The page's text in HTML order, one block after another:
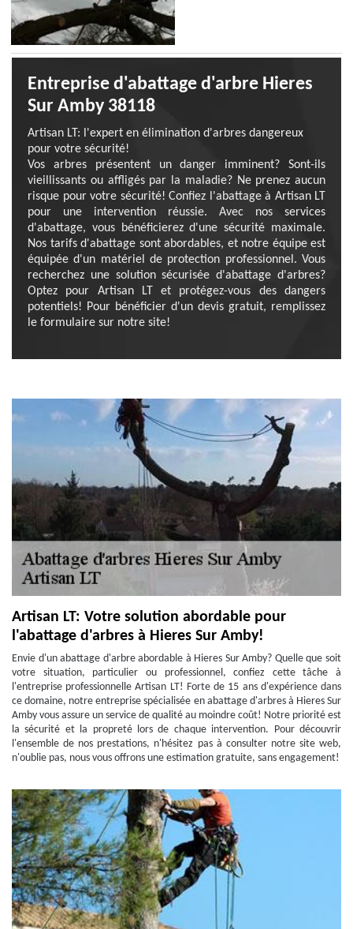
Entreprise d'abattage d'arbre Hieres
Sur Amby 38118
Artisan LT: l'expert en élimination d'arbres dangereux
pour votre sécurité!
Vos arbres présentent un danger imminent? Sont-ils
vieillissants ou affligés par la maladie? Ne prenez aucun
risque pour votre sécurité! Confiez l'abattage à Artisan LT
pour une intervention réussie. Avec nos services
d'abattage, vous bénéficierez d'une sécurité maximale.
Nos tarifs d'abattage sont abordables, et notre équipe est
équipée d'un matériel de protection professionnel. Vous
recherchez une solution sécurisée d'abattage d'arbres?
Optez pour Artisan LT et protégez-vous des dangers
potentiels! Pour bénéficier d'un devis gratuit, remplissez
le formulaire sur notre site!
Artisan LT: Votre solution abordable pour
l'abattage d'arbres à Hieres Sur Amby!
Envie d'un abattage d'arbre abordable à Hieres Sur Amby? Quelle que soit
votre situation, particulier ou professionnel, confiez cette tâche à
l'entreprise professionnelle Artisan LT! Forte de 15 ans d'expérience dans
ce domaine, notre entreprise spécialisée en abattage d'arbres à Hieres Sur
Amby vous assure un service de qualité au moindre coût! Notre priorité est
la sécurité et la propreté lors de chaque intervention. Pour découvrir
l'ensemble de nos prestations, n'hésitez pas à consulter notre site web,
n'oublie pas, nous vous offrons une estimation gratuite, sans engagement!